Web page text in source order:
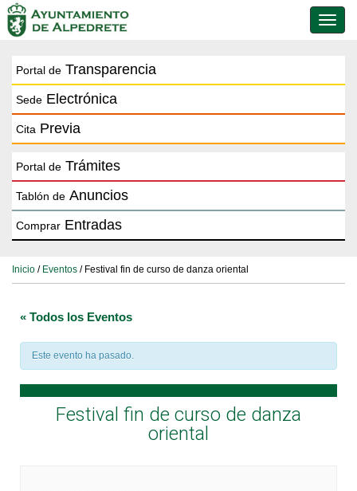
de
Portal de Transparencia
Sede Electrónica
Cita Previa
Portal de Trámites
Tablón de Anuncios
Comprar Entradas
Inicio / Eventos / Festival fin de curso de danza oriental
« Todos los Eventos
Este evento ha pasado.
Festival fin de curso de danza
oriental